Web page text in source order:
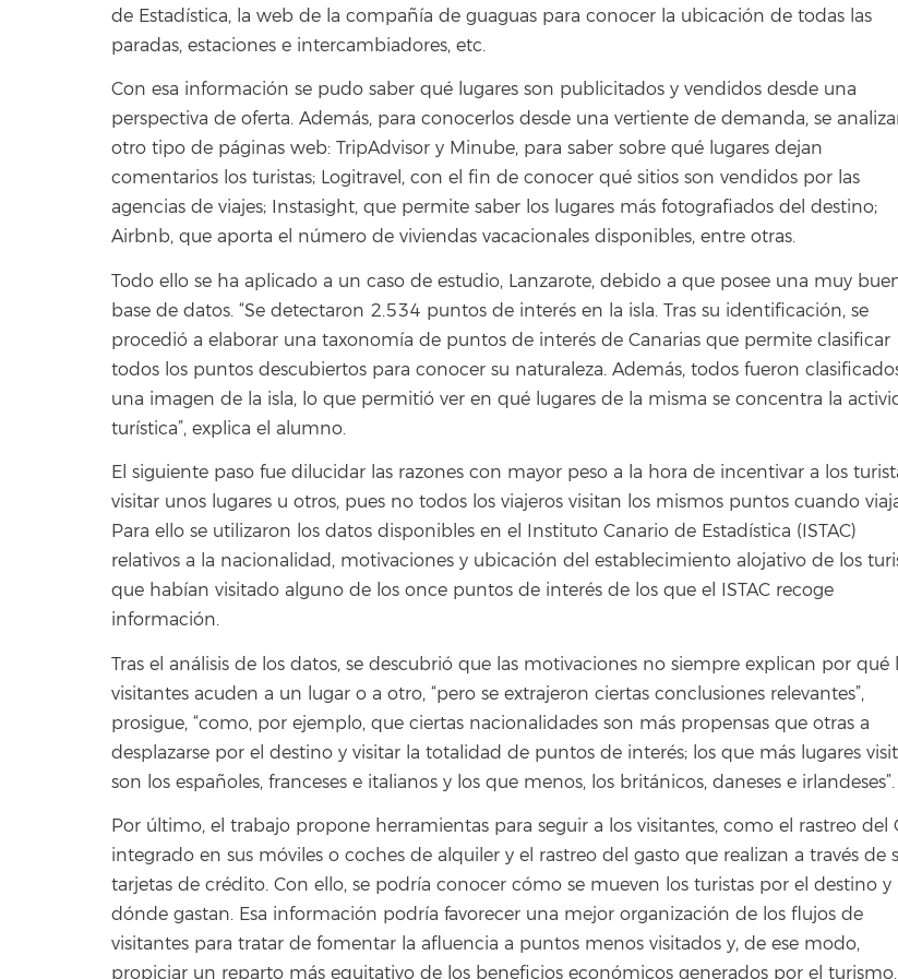
de Estadística, la web de la compañía de guaguas para conocer la ubicación de todas las
paradas, estaciones e intercambiadores, etc.
Con esa información se pudo saber qué lugares son publicitados y vendidos desde una
perspectiva de oferta. Además, para conocerlos desde una vertiente de demanda, se
otro tipo de páginas web: TripAdvisor y Minube, para saber sobre qué lugares dejan
comentarios los turistas; Logitravel, con el fin de conocer qué sitios son vendidos por las
agencias de viajes; Instasight, que permite saber los lugares más fotografiados del destino;
Airbnb, que aporta el número de viviendas vacacionales disponibles, entre otras.
Todo ello se ha aplicado a un caso de estudio, Lanzarote, debido a que posee una muy
base de datos. “Se detectaron 2.534 puntos de interés en la isla. Tras su identificación, se
procedió a elaborar una taxonomía de puntos de interés de Canarias que permite clasificar
todos los puntos descubiertos para conocer su naturaleza. Además, todos fueron
una imagen de la isla, lo que permitió ver en qué lugares de la misma se concentra la
turística”, explica el alumno.
El siguiente paso fue dilucidar las razones con mayor peso a la hora de incentivar a los
visitar unos lugares u otros, pues no todos los viajeros visitan los mismos puntos cuando
Para ello se utilizaron los datos disponibles en el Instituto Canario de Estadística (ISTAC)
relativos a la nacionalidad, motivaciones y ubicación del establecimiento alojativo de los
que habían visitado alguno de los once puntos de interés de los que el ISTAC recoge
información.
Tras el análisis de los datos, se descubrió que las motivaciones no siempre explican por qué
visitantes acuden a un lugar o a otro, “pero se extrajeron ciertas conclusiones relevantes”,
prosigue, “como, por ejemplo, que ciertas nacionalidades son más propensas que otras a
desplazarse por el destino y visitar la totalidad de puntos de interés; los que más lugares
son los españoles, franceses e italianos y los que menos, los británicos, daneses e irlandeses”.
Por último, el trabajo propone herramientas para seguir a los visitantes, como el rastreo del
integrado en sus móviles o coches de alquiler y el rastreo del gasto que realizan a través de
tarjetas de crédito. Con ello, se podría conocer cómo se mueven los turistas por el destino y
dónde gastan. Esa información podría favorecer una mejor organización de los flujos de
visitantes para tratar de fomentar la afluencia a puntos menos visitados y, de ese modo,
propiciar un reparto más equitativo de los beneficios económicos generados por el turismo.